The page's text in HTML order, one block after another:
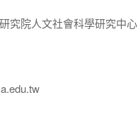
究院人文社會科學研究中心